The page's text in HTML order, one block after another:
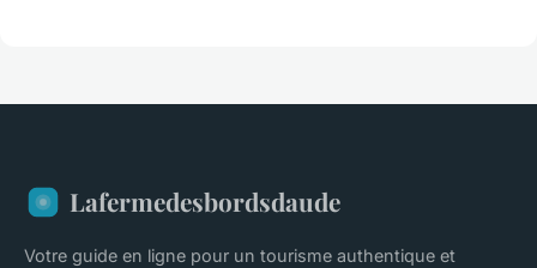
Lafermedesbordsdaude
Votre guide en ligne pour un tourisme authentique et